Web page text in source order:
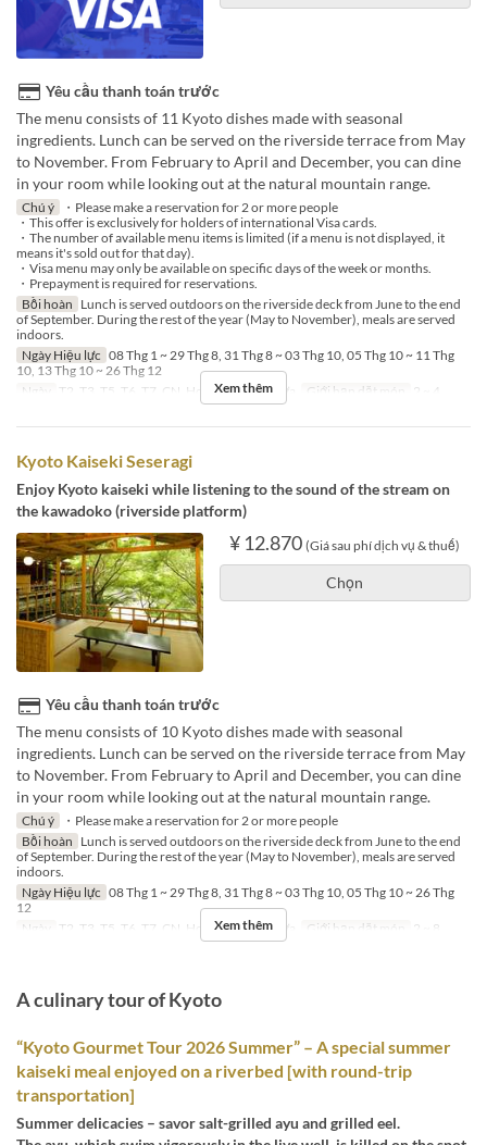
Yêu cầu thanh toán trước
The menu consists of 11 Kyoto dishes made with seasonal
ingredients. Lunch can be served on the riverside terrace from May
to November. From February to April and December, you can dine
in your room while looking out at the natural mountain range.
Chú ý
・Please make a reservation for 2 or more people
・This offer is exclusively for holders of international Visa cards.
・The number of available menu items is limited (if a menu is not displayed, it
means it's sold out for that day).
・Visa menu may only be available on specific days of the week or months.
・Prepayment is required for reservations.
Bồi hoàn Lunch is served outdoors on the riverside deck from June to the end
of September. During the rest of the year (May to November), meals are served
indoors.
Ngày Hiệu lực 08 Thg 1 ~ 29 Thg 8, 31 Thg 8 ~ 03 Thg 10, 05 Thg 10 ~ 11 Thg
10, 13 Thg 10 ~ 26 Thg 12
Ngày
T2, T3, T5, T6, T7, CN, Hol Bữa Bữa trưa Giới hạn dặt món 2 ~ 4
Xem thêm
Kyoto Kaiseki Seseragi
Enjoy Kyoto kaiseki while listening to the sound of the stream on
the kawadoko (riverside platform)
¥ 12.870 (Giá sau phí dịch vụ & thuế)
Chọn
Yêu cầu thanh toán trước
The menu consists of 10 Kyoto dishes made with seasonal
ingredients. Lunch can be served on the riverside terrace from May
to November. From February to April and December, you can dine
in your room while looking out at the natural mountain range.
Chú ý
・Please make a reservation for 2 or more people
Bồi hoàn Lunch is served outdoors on the riverside deck from June to the end
of September. During the rest of the year (May to November), meals are served
indoors.
Ngày Hiệu lực 08 Thg 1 ~ 29 Thg 8, 31 Thg 8 ~ 03 Thg 10, 05 Thg 10 ~ 26 Thg
12
Ngày
T2, T3, T5, T6, T7, CN, Hol Bữa Bữa trưa Giới hạn dặt món 2 ~ 8
Xem thêm
A culinary tour of Kyoto
“Kyoto Gourmet Tour 2026 Summer” – A special summer
kaiseki meal enjoyed on a riverbed [with round-trip
transportation]
Summer delicacies – savor salt-grilled ayu and grilled eel.